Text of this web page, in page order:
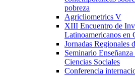
pobreza
Agricliometrics V
XIII Encuentro de
Latinoamericanos en
Jornadas Regionales
Seminario
Ciencias Sociales
Conferencia